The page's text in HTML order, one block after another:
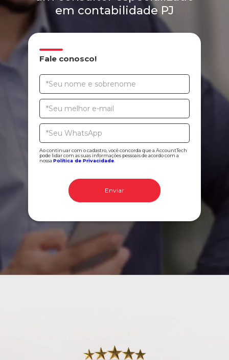
em contabilidade PJ
Fale conosco!
Ao continuar com o cadastro, você concorda que a AccountTech
pode lidar com as suas informações pessoais de acordo com a
nossa Política de Privacidade